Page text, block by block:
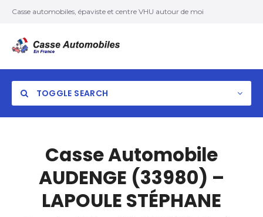
Casse automobiles, épaviste et centre VHU autour de moi
TOGGLE SEARCH
Casse Automobile
AUDENGE (33980) –
LAPOULE STÉPHANE